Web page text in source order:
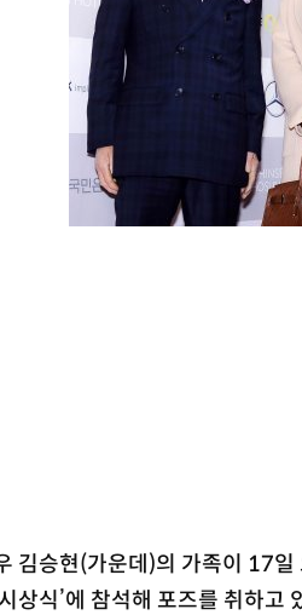
김승현(가운데)의 가족이 17일
상식’에 참석해 포즈를 취하고